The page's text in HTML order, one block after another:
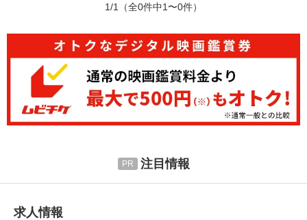
1/1 （全0件中1〜0件）
注目情報
求人情報